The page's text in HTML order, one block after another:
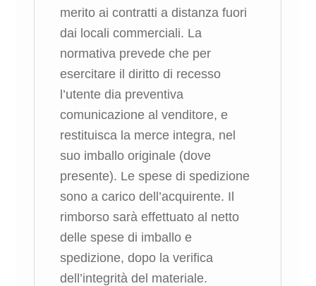
merito ai contratti a distanza fuori
dai locali commerciali. La
normativa prevede che per
esercitare il diritto di recesso
l’utente dia preventiva
comunicazione al venditore, e
restituisca la merce integra, nel
suo imballo originale (dove
presente). Le spese di spedizione
sono a carico dell’acquirente. Il
rimborso sarà effettuato al netto
delle spese di imballo e
spedizione, dopo la verifica
dell’integrità del materiale.